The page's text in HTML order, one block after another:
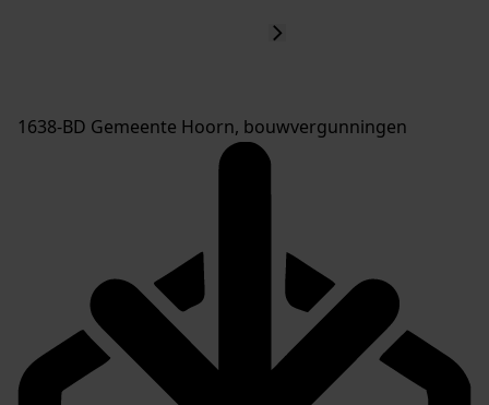
1638-BD Gemeente Hoorn, bouwvergunningen